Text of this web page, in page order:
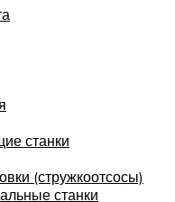
станки
(стружкоотсосы)
станки